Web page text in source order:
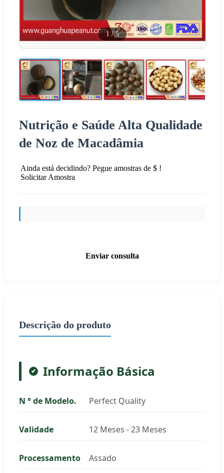
1 /5
Nutrição e Saúde Alta Qualidade
de Noz de Macadâmia
Ainda está decidindo? Pegue amostras de $ !
Solicitar Amostra
Enviar consulta
Descrição do produto
✔ Informação Básica
N ° de Modelo. Perfect Quality
Validade 12 Meses - 23 Meses
Processamento Assado